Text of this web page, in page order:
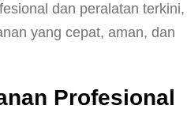
dan peralatan terkini,
yang cepat, aman, dan
Profesional